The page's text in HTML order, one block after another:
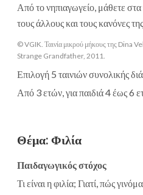
Από το νηπιαγωγείο, μάθετε
τους άλλους και τους κανόνες
© VGIK. Ταινία μικρού μήκους της Dina
Strange Grandfather, 2011.
Επιλογή 5 ταινιών συνολικής
Από 3 ετών, για παιδιά 4 έως 6
Θέμα: Φιλία
Παιδαγωγικός στόχος
Τι είναι η φιλία; Γιατί, πώς